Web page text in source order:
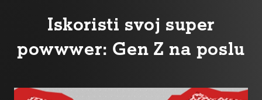
Iskoristi svoj super
powwwer: Gen Z na poslu